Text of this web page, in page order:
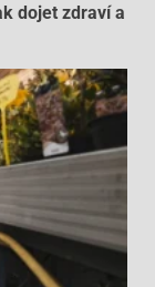
dojet zdraví a